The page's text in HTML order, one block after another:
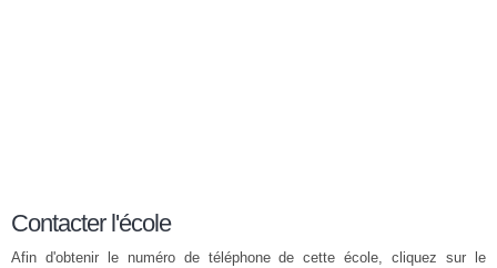
Contacter l'école
Afin d'obtenir le numéro de téléphone de cette école, cliquez sur le